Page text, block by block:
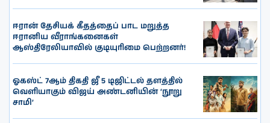
ஈரான் தேசியக் கீதத்தைப் பாட மறுத்த
ஈரானிய வீராங்கனைகள்
ஆஸ்திரேலியாவில் குடியுரிமை பெற்றனர்!
ஓகஸ்ட் 7ஆம் திகதி ஜீ 5 டிஜிட்டல் தளத்தில்
வெளியாகும் விஜய் அண்டனியின் ‘நூறு
சாமி’